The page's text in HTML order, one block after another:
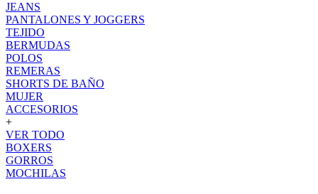
JEANS
PANTALONES Y JOGGERS
TEJIDO
BERMUDAS
POLOS
REMERAS
SHORTS DE BAÑO
MUJER
ACCESORIOS
+
VER TODO
BOXERS
GORROS
MOCHILAS